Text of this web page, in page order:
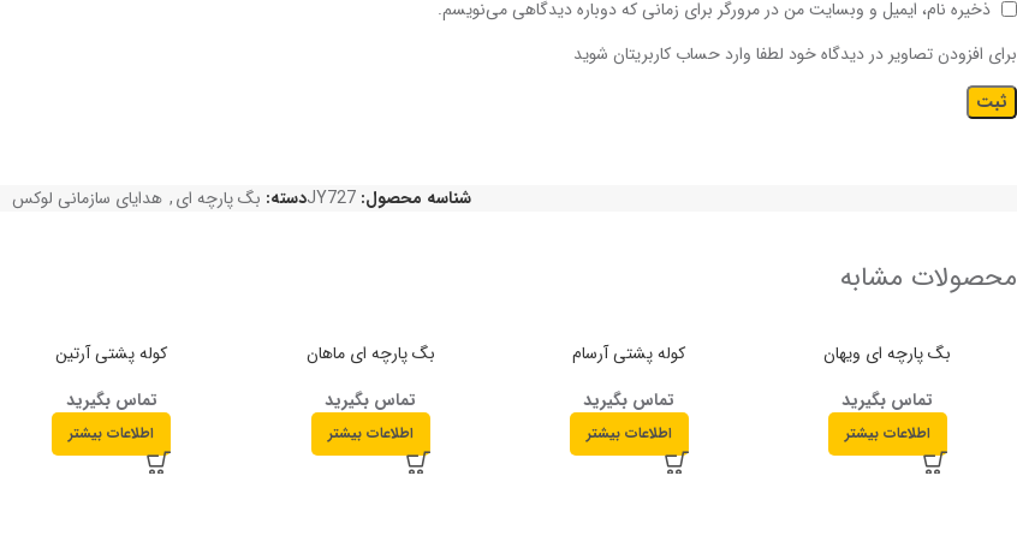
ذخیره نام، ایمیل و وبسایت من در مرورگر برای زمانی که دوباره دیدگاهی می‌نویسم.
برای افزودن تصاویر در دیدگاه خود لطفا وارد حساب کاربریتان شوید
شناسه محصول:JY727دسته: بگ پارچه ای, هدایای سازمانی لوکس
محصولات مشابه
بگ پارچه ای ویهان
تماس بگیرید
اطلاعات بیشتر
کوله پشتی آرسام
تماس بگیرید
اطلاعات بیشتر
بگ پارچه ای ماهان
تماس بگیرید
اطلاعات بیشتر
کوله پشتی آرتین
تماس بگیرید
اطلاعات بیشتر